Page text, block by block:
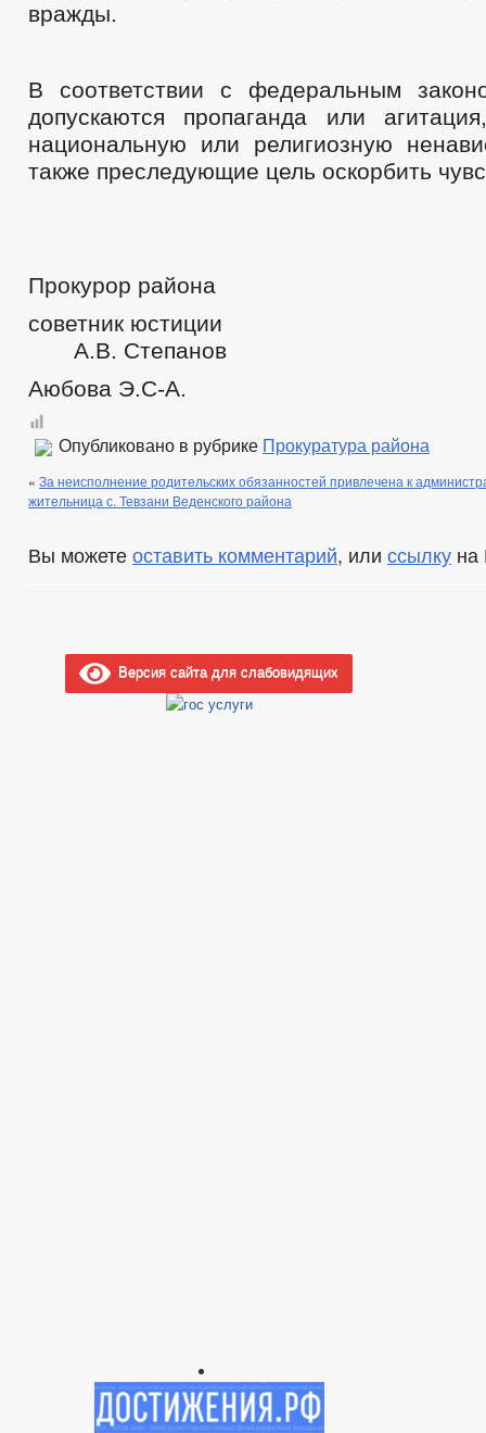
вражды.
В соответствии с федеральным
допускаются пропаганда или
национальную или религиозную
также преследующие цель оскорбить
Прокурор района
советник
А.В. Степанов
Аюбова Э.С-А.
Опубликовано в рубрике Прокуратура района
« За неисполнение родительских обязанностей привлечена к
жительница с. Тевзани Веденского района
Вы можете оставить комментарий, или ссылку на
Версия сайта для слабовидящих